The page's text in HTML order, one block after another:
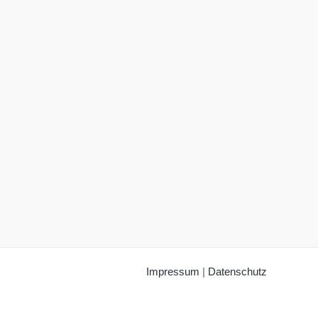
Impressum | Datenschutz